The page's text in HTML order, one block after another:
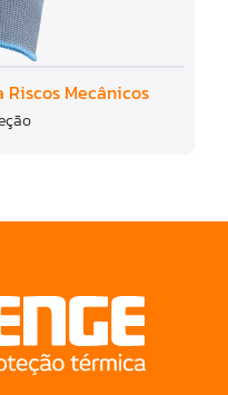
Riscos Mecânicos